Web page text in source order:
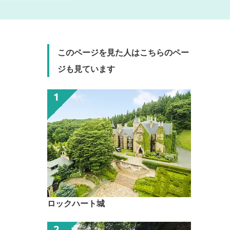
このページを見た人はこちらのペー
ジも見ています
ロックハート城